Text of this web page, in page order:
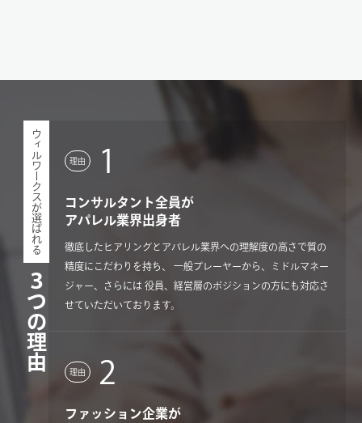
ウィルワークスが選ばれる
３つの理由
理由 1
コンサルタント全員が
アパレル業界出身者
徹底したヒアリングとアパレル業界への理解度の高さで質の
精度にこだわりを持ち、 一般プレーヤーから、ミドルマネー
ジャー、さらには 役員、経営層のポジションの方にも対応さ
せていただいております。
理由 2
ファッション企業が